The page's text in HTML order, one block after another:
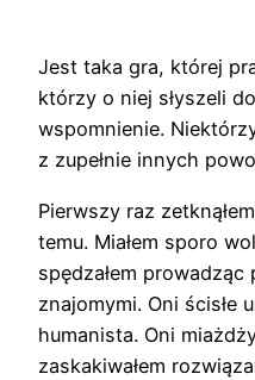
Jest taka gra, której
którzy o niej słyszeli
wspomnienie.
z zupełnie innych
Pierwszy raz
temu. Miałem sporo
spędzałem
znajomymi. Oni ścisłe
humanista. Oni
zaskakiwałem